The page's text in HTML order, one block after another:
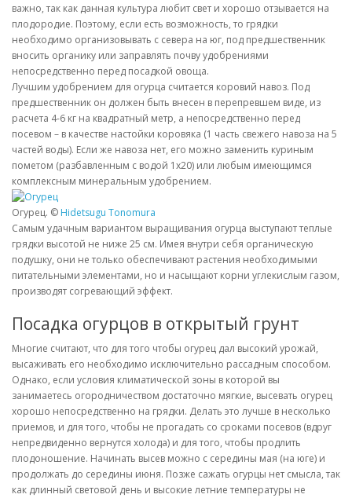
важно, так как данная культура любит свет и хорошо отзывается на
плодородие. Поэтому, если есть возможность, то грядки
необходимо организовывать с севера на юг, под предшественник
вносить органику или заправлять почву удобрениями
непосредственно перед посадкой овоща.
Лучшим удобрением для огурца считается коровий навоз. Под
предшественник он должен быть внесен в перепревшем виде, из
расчета 4-6 кг на квадратный метр, а непосредственно перед
посевом – в качестве настойки коровяка (1 часть свежего навоза на 5
частей воды). Если же навоза нет, его можно заменить куриным
пометом (разбавленным с водой 1х20) или любым имеющимся
комплексным минеральным удобрением.
Огурец. © Hidetsugu Tonomura
Самым удачным вариантом выращивания огурца выступают теплые
грядки высотой не ниже 25 см. Имея внутри себя органическую
подушку, они не только обеспечивают растения необходимыми
питательными элементами, но и насыщают корни углекислым газом,
производят согревающий эффект.
Посадка огурцов в открытый грунт
Многие считают, что для того чтобы огурец дал высокий урожай,
высаживать его необходимо исключительно рассадным способом.
Однако, если условия климатической зоны в которой вы
занимаетесь огородничеством достаточно мягкие, высевать огурец
хорошо непосредственно на грядки. Делать это лучше в несколько
приемов, и для того, чтобы не прогадать со сроками посевов (вдруг
непредвиденно вернутся холода) и для того, чтобы продлить
плодоношение. Начинать высев можно с середины мая (на юге) и
продолжать до середины июня. Позже сажать огурцы нет смысла, так
как длинный световой день и высокие летние температуры не